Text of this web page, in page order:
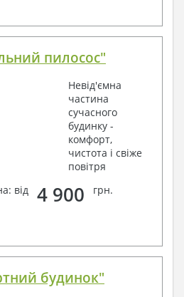
пилосос"
Невід'ємна
частина
сучасного
будинку -
комфорт,
чистота і свіже
повітря
від
4 900 грн.
будинок"